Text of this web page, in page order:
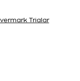
Trialar